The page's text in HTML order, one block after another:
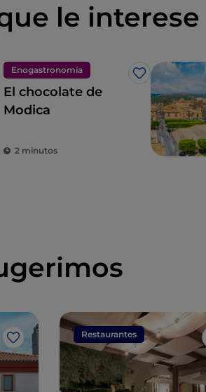
le interese
Enogastronomía
Me gusta
El chocolate de
Modica
2 minutos
Me gusta
Restaurantes